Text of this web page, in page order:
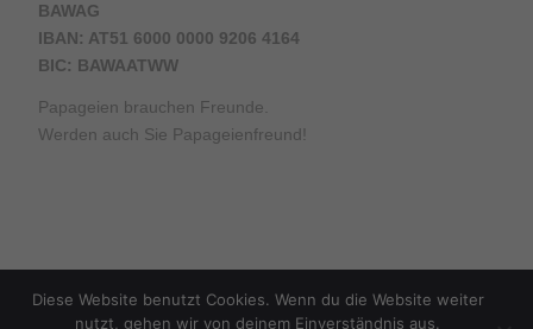
BAWAG
IBAN: AT51 6000 0000 9206 4164
BIC: BAWAATWW
Papageien brauchen Freunde.
Werden auch Sie Papageienfreund!
Theme by Kriesi
Diese Website benutzt Cookies. Wenn du die Website weiter
nutzt, gehen wir von deinem Einverständnis aus.